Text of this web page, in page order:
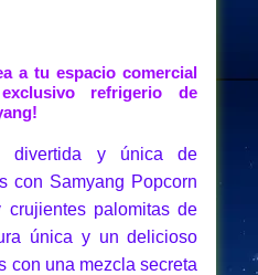
a tu espacio comercial
refrigerio de
divertida y única de
con Samyang Popcorn
palomitas de
única y un delicioso
con una mezcla secreta